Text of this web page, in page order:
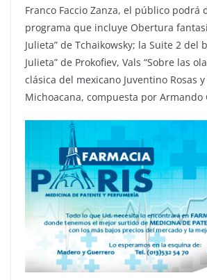
Franco Faccio Zanza, el público podrá
programa que incluye Obertura
Julieta” de Tchaikowsky; la Suite 2 del
Julieta” de Prokofiev, Vals “Sobre las
clásica del mexicano Juventino Rosas
Michoacana, compuesta por Armando